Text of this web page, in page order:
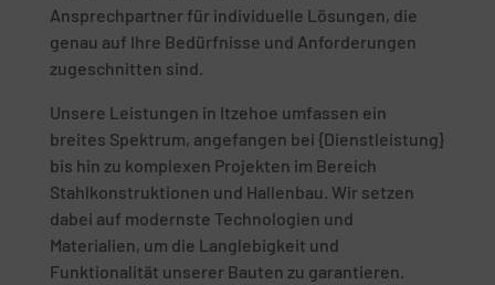
Ansprechpartner für individuelle Lösungen, die
genau auf Ihre Bedürfnisse und Anforderungen
zugeschnitten sind.
Unsere Leistungen in Itzehoe umfassen ein
breites Spektrum, angefangen bei {Dienstleistung}
bis hin zu komplexen Projekten im Bereich
Stahlkonstruktionen und Hallenbau. Wir setzen
dabei auf modernste Technologien und
Materialien, um die Langlebigkeit und
Funktionalität unserer Bauten zu garantieren.